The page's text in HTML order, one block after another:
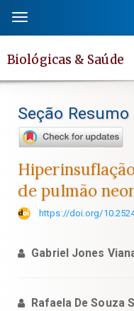
conteúdo
página
Navegação
Conteúdo
principal
Barra
Toggle
navigation
Biológicas & Saúde
Seção
de pulmão
https://doi.org/
Gabriel Jones
Rafaela De Souza